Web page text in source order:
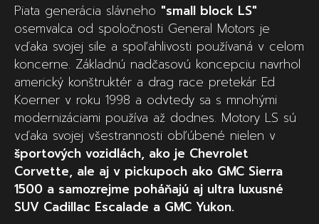
Piata generácia slávneho "small block LS"
osemvalca od spoločnosti General Motors je
vďaka svojej sile a spoľahlivosti používaná v celom
koncerne. Základnú nadčasovú koncepciu navrhol
americký konštruktér a drag race pretekár Ed
Koerner v roku 1998 a odvtedy sa s mnohými
modernizáciami používa až dodnes. Motory LS sú
vďaka svojej všestrannosti obľúbené nielen v
športových vozidlách, ako je Chevrolet
Corvette, ale aj v pickupoch ako GMC Sierra
1500 a samozrejme poháňajú aj ultra luxusné
SUV Cadillac Escalade a GMC Yukon.